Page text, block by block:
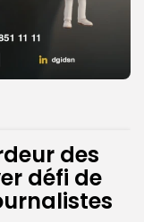
des
défi de